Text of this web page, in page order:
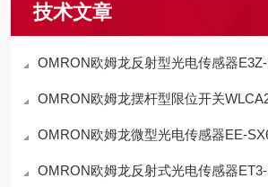
技术文章
OMRON欧姆龙反射型光电传感器E3Z-
OMRON欧姆龙摆杆型限位开关
OMRON欧姆龙微型光电传感器EE-
OMRON欧姆龙反射式光电传感器ET3-